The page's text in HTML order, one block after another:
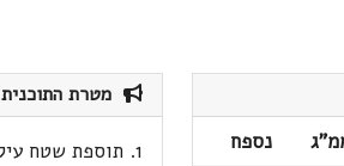
נספח
מטרת התוכנית
1. תוספת שטח עיקרי לשימוש מסחרי.